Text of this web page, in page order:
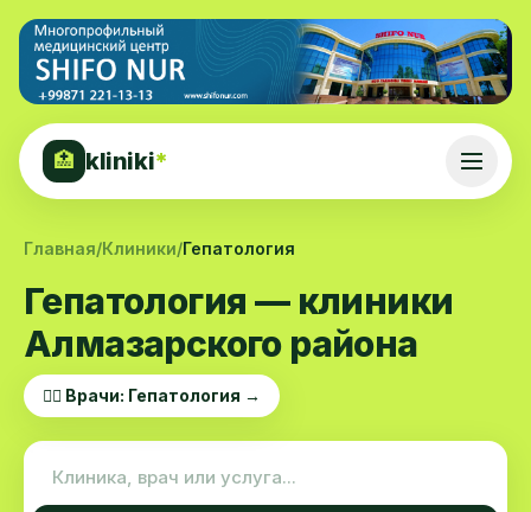
🏥 kliniki*
Главная/Клиники/Гепатология
Гепатология — клиники
Алмазарского района
👨‍⚕️ Врачи: Гепатология →